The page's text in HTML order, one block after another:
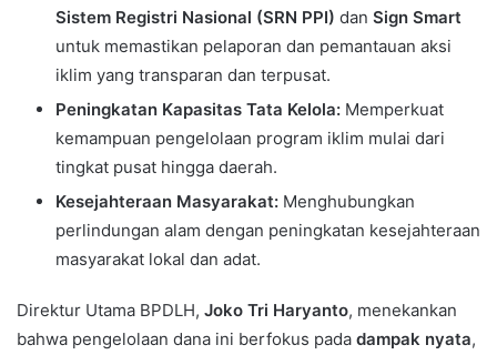
Sistem Registri Nasional (SRN PPI) dan Sign Smart
untuk memastikan pelaporan dan pemantauan aksi
iklim yang transparan dan terpusat.
Peningkatan Kapasitas Tata Kelola: Memperkuat
kemampuan pengelolaan program iklim mulai dari
tingkat pusat hingga daerah.
Kesejahteraan Masyarakat: Menghubungkan
perlindungan alam dengan peningkatan kesejahteraan
masyarakat lokal dan adat.
Direktur Utama BPDLH, Joko Tri Haryanto, menekankan
bahwa pengelolaan dana ini berfokus pada dampak nyata,